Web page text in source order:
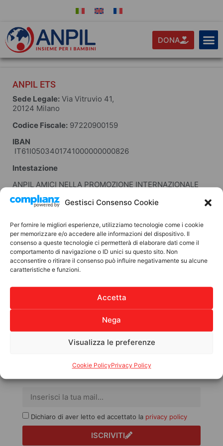
Gestisci Consenso Cookie
Per fornire le migliori esperienze, utilizziamo tecnologie come i cookie
per memorizzare e/o accedere alle informazioni del dispositivo. Il
consenso a queste tecnologie ci permetterà di elaborare dati come il
comportamento di navigazione o ID unici su questo sito. Non
acconsentire o ritirare il consenso può influire negativamente su alcune
caratteristiche e funzioni.
Accetta
Nega
Visualizza le preferenze
Cookie PolicyPrivacy Policy
DONA
ANPIL ETS
Sede Legale: Via Vitruvio 41,
20124 Milano
Codice Fiscale: 97220900159
IBAN
IT61I0503401741000000000826
Intestazione
ANPIL AMICI NELLA PROMOZIONE INTERNAZIONALE
LASALLIANA ETS
Conto corrente postale
Sostienici
Lasciti Testamentari
Il nostro mondo
Aziende
Benefici Fiscali
Iscriviti alla Newsletter
Dichiaro di aver letto ed accettato la privacy policy
ISCRIVITI